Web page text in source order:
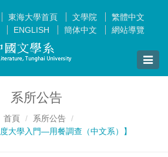
東海大學首頁 文學院
繁體中文
ENGLISH
簡体中文 網站導覽
Toggle
系所公告
首頁
系所公告
度大學入門—用餐調查（中文系）】